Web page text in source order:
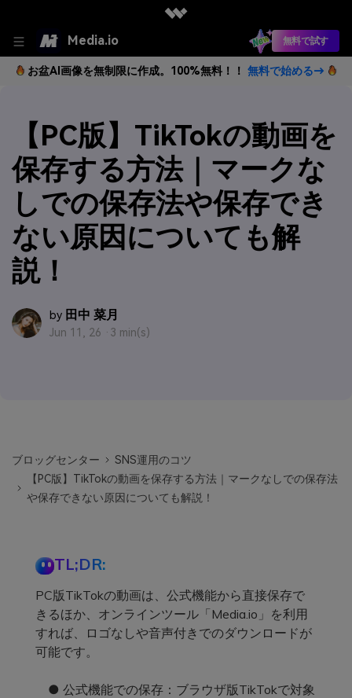
Media.io 無料で試す
お盆AI画像を無制限に作成。100%無料！！ 無料で始める→
【PC版】TikTokの動画を
保存する方法｜マークな
しでの保存法や保存でき
ない原因についても解
説！
by 田中 菜月
Jun 11, 26 · 3 min(s)
ブロッグセンター
SNS運用のコツ
【PC版】TikTokの動画を保存する方法｜マークなしでの保存法
や保存できない原因についても解説！
TL;DR:
PC版TikTokの動画は、公式機能から直接保存で
きるほか、オンラインツール「Media.io」を利用
すれば、ロゴなしや音声付きでのダウンロードが
可能です。
● 公式機能での保存：ブラウザ版TikTokで対象